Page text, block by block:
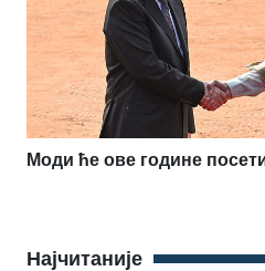
Моди ће ове године
Најчитаније